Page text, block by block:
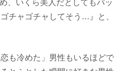
、いくら美人だとしてもバッ
チャゴチャしてそう…』と、
も冷めた」男性もいるほどで